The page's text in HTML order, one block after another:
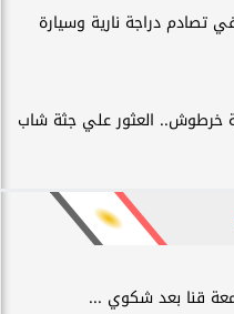
دراجة نارية وسيارة
خرطوش.. العثور علي جثة شاب
قنا بعد شكوي ...